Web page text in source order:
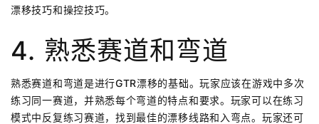
漂移技巧和操控技巧。
4. 熟悉赛道和弯道
熟悉赛道和弯道是进行GTR漂移的基础。玩家应该在游戏中多次
练习同一赛道，并熟悉每个弯道的特点和要求。玩家可以在练习
模式中反复练习赛道，找到最佳的漂移线路和入弯点。玩家还可